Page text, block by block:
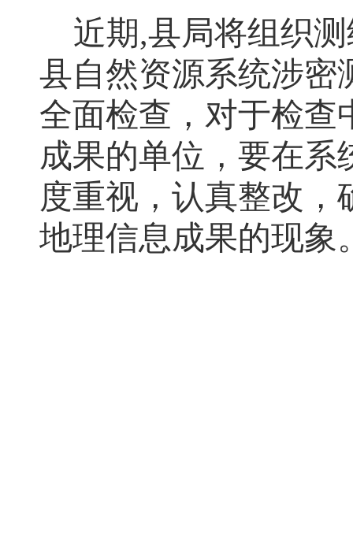
近期,县局将组织
县自然资源系统涉密
全面检查 ， 对于检查
成果的单位，要在系
度重视 ， 认真整改，
地理信息成果的现象